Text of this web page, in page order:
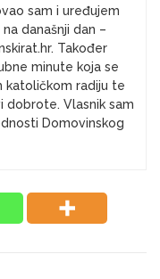
sam i uređujem
današnji dan –
Također
minute koja se
katoličkom radiju te
dobrote. Vlasnik sam
Domovinskog